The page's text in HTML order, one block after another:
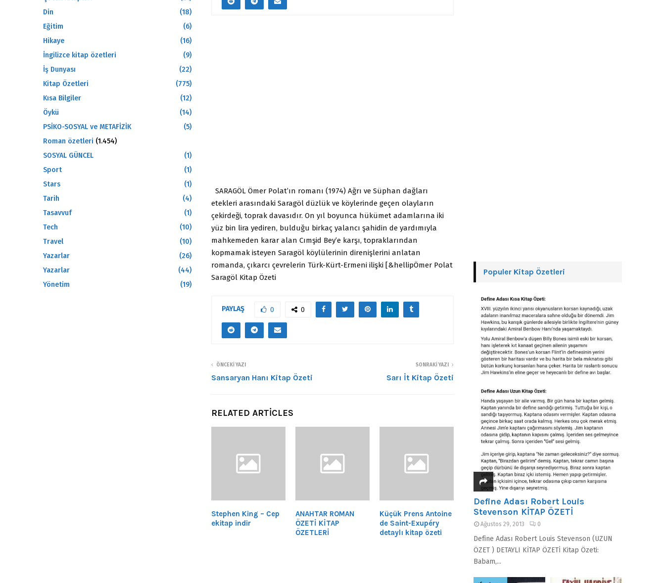
SARAGÖL Ömer Polat’ın romanı (1974) Ağrı ve Süphan dağları
etekleri arasındaki Saragöl düzlük ve köylerinde geçen olayların
çekirdeği, toprak davasıdır. On yıl boyunca hükümet adamlarına iki
yüz bin lira yediren, bulduğu birkaç yalancı şahidin de yardımıyla
mahkemeden karar alan Cımşid Bey’e karşı, topraklarından
kopmamak isteyen Saragöl köylülerinin direnişlerini anlatan
romanda, çıkarcı çevrelerin Türk-Kürt-Ermeni ilişki [&hellipÖmer Polat
Saragöl Kitap Özeti
PAYLAŞ 0 0
ÖNCEKI YAZI
Sansaryan Hanı Kitap Özeti
SONRAKI YAZI
Sarı İt Kitap Özeti
RELATED ARTICLES
Stephen King – Cep
ekitap indir
ANAHTAR ROMAN
ÖZETİ KİTAP
ÖZETLERİ
Küçük Prens Antoine
de Saint-Exupéry
detaylı kitap özeti
Din
(18)
Eğitim
(6)
Hikaye
(16)
İngilizce kitap özetleri
(9)
İş Dunyası
(22)
Kitap Özetleri
(775)
Kısa Bilgiler
(12)
Öykü
(14)
PSİKO-SOSYAL ve METAFİZİK
(5)
Roman özetleri (1.454)
SOSYAL GÜNCEL
(1)
Sport
(1)
Stars
(1)
Tarih
(4)
Tasavvuf
(1)
Tech
(10)
Travel
(10)
Yazarlar
(26)
Yazarlar
(44)
Yönetim
(19)
Populer Kitap Özetleri
Define Adası Robert Louis
Stevenson KİTAP ÖZETİ
Ağustos 29, 2013 0
Define Adası Robert Louis Stevenson (UZUN
ÖZET ) DETAYLI KİTAP ÖZETİ Kitap Özeti:
Babam,...